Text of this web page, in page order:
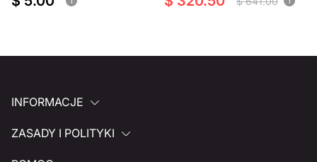
INFORMACJE
ZASADY I POLITYKI